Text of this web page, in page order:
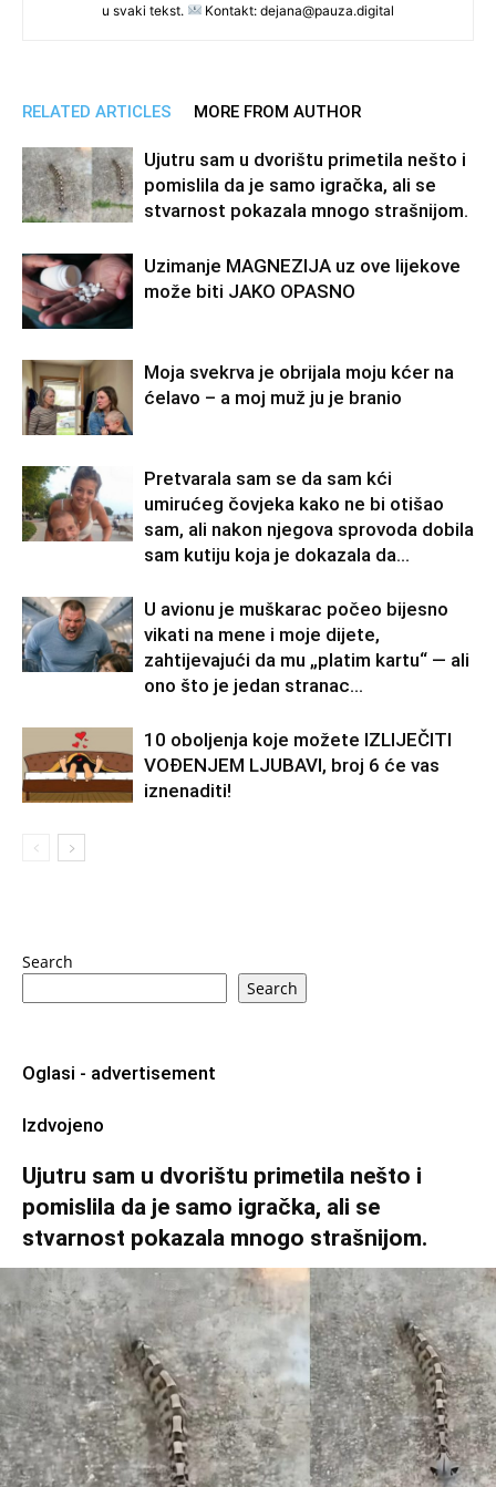
u svaki tekst.
Kontakt: dejana@pauza.digital
RELATED ARTICLES MORE FROM AUTHOR
Ujutru sam u dvorištu primetila nešto i
pomislila da je samo igračka, ali se
stvarnost pokazala mnogo strašnijom.
Uzimanje MAGNEZIJA uz ove lijekove
može biti JAKO OPASNO
Moja svekrva je obrijala moju kćer na
ćelavo – a moj muž ju je branio
Pretvarala sam se da sam kći
umirućeg čovjeka kako ne bi otišao
sam, ali nakon njegova sprovoda dobila
sam kutiju koja je dokazala da...
U avionu je muškarac počeo bijesno
vikati na mene i moje dijete,
zahtijevajući da mu „platim kartu“ — ali
ono što je jedan stranac...
10 oboljenja koje možete IZLIJEČITI
VOĐENJEM LJUBAVI, broj 6 će vas
iznenaditi!
Search
Search
Oglasi - advertisement
Izdvojeno
Ujutru sam u dvorištu primetila nešto i
pomislila da je samo igračka, ali se
stvarnost pokazala mnogo strašnijom.